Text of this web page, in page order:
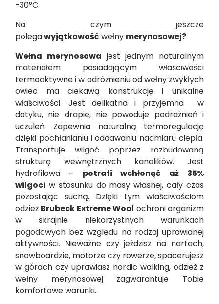
-30°C.
Na czym jeszcze
polegawyjątkowość wełny merynosowej?
Wełna merynosowa jest jednym naturalnym
materiałem posiadającym właściwości
termoaktywne i w odróżnieniu od wełny zwykłych
owiec ma ciekawą konstrukcję i unikalne
właściwości. Jest delikatna i przyjemna w
dotyku, nie drapie, nie powoduje podrażnień i
uczuleń. Zapewnia naturalną termoregulację
dzięki pochłanianiu i oddawaniu nadmiaru ciepła.
Transportuje wilgoć poprzez rozbudowaną
strukturę wewnętrznych kanalików. Jest
hydrofilowa – potrafi wchłonąć aż 35%
wilgoci w stosunku do masy własnej, cały czas
pozostając suchą. Dzięki tym właściwościom
odzież Brubeck Extreme Wool ochroni organizm
w skrajnie niekorzystnych warunkach
pogodowych bez względu na rodzaj uprawianej
aktywności. Nieważne czy jeździsz na nartach,
snowboardzie, motorze czy rowerze, spacerujesz
w górach czy uprawiasz nordic walking, odzież z
wełny merynosowej zagwarantuje Tobie
komfortowe warunki.